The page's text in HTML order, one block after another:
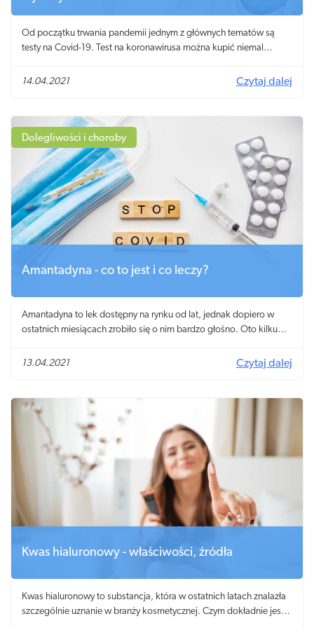
Od początku trwania pandemii jednym z głównych tematów są
testy na Covid-19. Test na koronawirusa można kupić niemal
wybrać? Lepszy będzie test RT-PCR, test antygenowy czy test na
14.04.2021 Czytaj dalej
Dolegliwości i choroby
Amantadyna - co to jest i co leczy?
Amantadyna to lek dostępny na rynku od lat, jednak dopiero w
ostatnich miesiącach zrobiło się o nim bardzo głośno. Oto kilku
leczeniu Covid-19! Jak działa amantadyna? Dlaczego mimo
postępowania z pacjentami zakażonymi SARS-CoV-2?
13.04.2021 Czytaj dalej
Kwas hialuronowy - właściwości, źródła
Kwas hialuronowy to substancja, która w ostatnich latach znalazła
szczególnie uznanie w branży kosmetycznej. Czym dokładnie jest